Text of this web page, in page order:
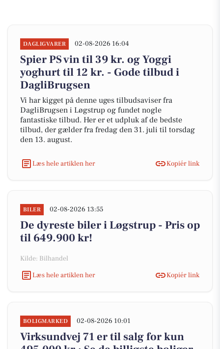
DAGLIGVARER 02-08-2026 16:04
Spier PS vin til 39 kr. og Yoggi
yoghurt til 12 kr. - Gode tilbud i
DagliBrugsen
Vi har kigget på denne uges tilbudsaviser fra
DagliBrugsen i Løgstrup og fundet nogle
fantastiske tilbud. Her er et udpluk af de bedste
tilbud, der gælder fra fredag den 31. juli til torsdag
den 13. august.
Læs hele artiklen her Kopiér link
BILER 02-08-2026 13:55
De dyreste biler i Løgstrup - Pris op
til 649.900 kr!
Kilde: Bilhandel
Læs hele artiklen her
Kopiér link
BOLIGMARKED 02-08-2026 10:01
Virksundvej 71 er til salg for kun